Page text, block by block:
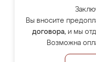
Вы вносите
договора, и мы
Возможна